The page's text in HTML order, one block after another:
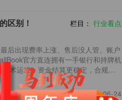
行代码轻松校验企业信息
款工具
持各类收款硬件设备
视频中心
荣誉证书
专利、安全证书、软著
区别！ 栏目： 行业看点
后出现费率上涨、售后没人管、账户
官方直连拥有一手银行和持牌机
术运维，资金结算更稳定，合规更
2026-06-24